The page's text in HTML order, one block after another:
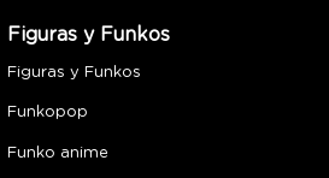
Figuras y Funkos
Figuras y Funkos
Funkopop
Funko anime